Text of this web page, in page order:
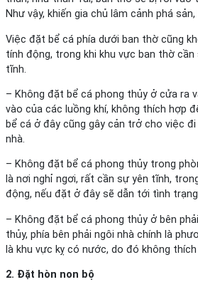
Như vậy, khiến gia chủ lâm cảnh phá
Việc đặt bể cá phía dưới ban thờ cũng
tính động, trong khi khu vực ban thờ cần
tĩnh.
– Không đặt bể cá phong thủy ở cửa ra
vào của các luồng khí, không thích hợp
bể cá ở đây cũng gây cản trở cho việc
nhà.
– Không đặt bể cá phong thủy trong
là nơi nghỉ ngơi, rất cần sự yên tĩnh,
động, nếu đặt ở đây sẽ dẫn tới tình trạng
– Không đặt bể cá phong thủy ở bên
thủy, phía bên phải ngôi nhà chính là
là khu vực kỵ có nước, do đó không
2. Đặt hòn non bộ